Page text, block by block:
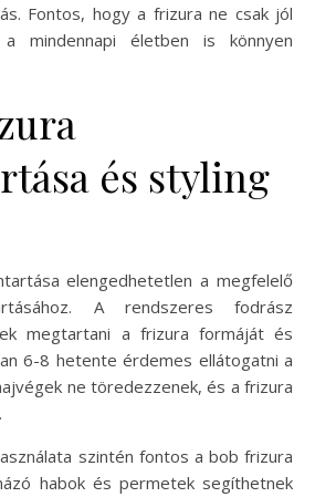
Fontos, hogy a frizura ne csak jól
mindennapi életben is könnyen
és styling
elengedhetetlen a megfelelő
A rendszeres fodrász
megtartani a frizura formáját és
6-8 hetente érdemes ellátogatni a
ne töredezzenek, és a frizura
szintén fontos a bob frizura
habok és permetek segíthetnek